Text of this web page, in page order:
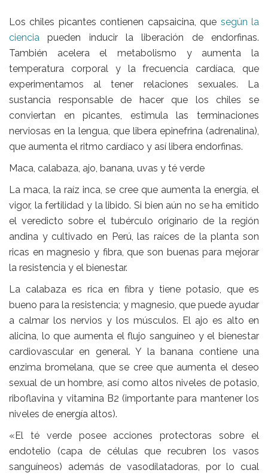
Los chiles picantes contienen capsaicina, que según la
ciencia pueden inducir la liberación de endorfinas.
También acelera el metabolismo y aumenta la
temperatura corporal y la frecuencia cardíaca, que
experimentamos al tener relaciones sexuales. La
sustancia responsable de hacer que los chiles se
conviertan en picantes, estimula las terminaciones
nerviosas en la lengua, que libera epinefrina (adrenalina),
que aumenta el ritmo cardíaco y así libera endorfinas.
Maca, calabaza, ajo, banana, uvas y té verde
La maca, la raíz inca, se cree que aumenta la energía, el
vigor, la fertilidad y la libido. Si bien aún no se ha emitido
el veredicto sobre el tubérculo originario de la región
andina y cultivado en Perú, las raíces de la planta son
ricas enmagnesio y fibra, que son buenas para mejorar
la resistencia y el bienestar.
La calabazaes rica en fibra y tiene potasio, que es
bueno para la resistencia; y magnesio, que puede ayudar
a calmar los nervios y los músculos. El ajo es alto en
alicina, lo que aumenta el flujo sanguíneo y el bienestar
cardiovascular en general. Y la banana contiene una
enzima bromelana, que se cree que aumenta el deseo
sexual de un hombre, así como altos niveles de potasio,
riboflavina y vitamina B2 (importante para mantener los
niveles de energía altos).
«El té verde posee acciones protectoras sobre el
endotelio (capa de células que recubren los vasos
sanguíneos) además de vasodilatadoras, por lo cual